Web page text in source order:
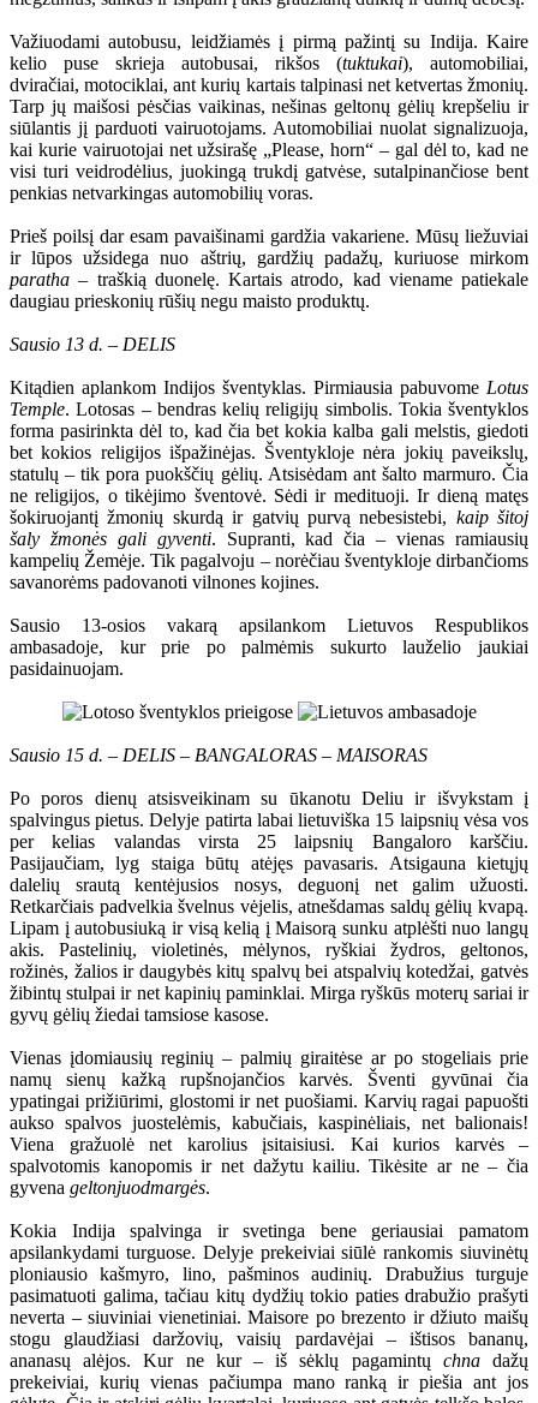
Važiuodami autobusu, leidžiamės į pirmą pažintį su Indija. Kaire
kelio puse skrieja autobusai, rikšos (tuktukai), automobiliai,
dviračiai, motociklai, ant kurių kartais talpinasi net ketvertas žmonių.
Tarp jų maišosi pėsčias vaikinas, nešinas geltonų gėlių krepšeliu ir
siūlantis jį parduoti vairuotojams. Automobiliai nuolat signalizuoja,
kai kurie vairuotojai net užsirašę „Please, horn“ – gal dėl to, kad ne
visi turi veidrodėlius, juokingą trukdį gatvėse, sutalpinančiose bent
penkias netvarkingas automobilių voras.
Prieš poilsį dar esam pavaišinami gardžia vakariene. Mūsų liežuviai
ir lūpos užsidega nuo aštrių, gardžių padažų, kuriuose mirkom
paratha– traškią duonelę. Kartais atrodo, kad viename patiekale
daugiau prieskonių rūšių negu maisto produktų.
Sausio 13 d. – DELIS
Kitądien aplankom Indijos šventyklas. Pirmiausia pabuvome Lotus
Temple. Lotosas – bendras kelių religijų simbolis. Tokia šventyklos
forma pasirinkta dėl to, kad čia bet kokia kalba gali melstis, giedoti
bet kokios religijos išpažinėjas. Šventykloje nėra jokių paveikslų,
statulų – tik pora puokščių gėlių. Atsisėdam ant šalto marmuro. Čia
ne religijos, o tikėjimo šventovė. Sėdi ir medituoji. Ir dieną matęs
šokiruojantį žmonių skurdą ir gatvių purvą nebesistebi, kaip šitoj
šaly žmonės gali gyventi. Supranti, kad čia – vienas ramiausių
kampelių Žemėje. Tik pagalvoju – norėčiau šventykloje dirbančioms
savanorėms padovanoti vilnones kojines.
Sausio 13-osios vakarą apsilankom Lietuvos Respublikos
ambasadoje, kur prie po palmėmis sukurto lauželio jaukiai
pasidainuojam.
Sausio 15 d. – DELIS – BANGALORAS – MAISORAS
Po poros dienų atsisveikinam su ūkanotu Deliu ir išvykstam į
spalvingus pietus. Delyje patirta labai lietuviška 15 laipsnių vėsa vos
per kelias valandas virsta 25 laipsnių Bangaloro karščiu.
Pasijaučiam, lyg staiga būtų atėjęs pavasaris. Atsigauna kietųjų
dalelių srautą kentėjusios nosys, deguonį net galim užuosti.
Retkarčiais padvelkia švelnus vėjelis, atnešdamas saldų gėlių kvapą.
Lipam į autobusiuką ir visą kelią į Maisorą sunku atplėšti nuo langų
akis. Pastelinių, violetinės, mėlynos, ryškiai žydros, geltonos,
rožinės, žalios ir daugybės kitų spalvų bei atspalvių kotedžai, gatvės
žibintų stulpai ir net kapinių paminklai. Mirga ryškūs moterų sariai ir
gyvų gėlių žiedai tamsiose kasose.
Vienas įdomiausių reginių – palmių giraitėse ar po stogeliais prie
namų sienų kažką rupšnojančios karvės. Šventi gyvūnai čia
ypatingai prižiūrimi, glostomi ir net puošiami. Karvių ragai papuošti
aukso spalvos juostelėmis, kabučiais, kaspinėliais, net balionais!
Viena gražuolė net karolius įsitaisiusi. Kai kurios karvės –
spalvotomis kanopomis ir net dažytu kailiu. Tikėsite ar ne – čia
gyvena geltonjuodmargės.
Kokia Indija spalvinga ir svetinga bene geriausiai pamatom
apsilankydami turguose. Delyje prekeiviai siūlė rankomis siuvinėtų
ploniausio kašmyro, lino, pašminos audinių. Drabužius turguje
pasimatuoti galima, tačiau kitų dydžių tokio paties drabužio prašyti
neverta – siuviniai vienetiniai. Maisore po brezento ir džiuto maišų
stogu glaudžiasi daržovių, vaisių pardavėjai – ištisos bananų,
ananasų alėjos. Kur ne kur – iš sėklų pagamintų chnadažų
prekeiviai, kurių vienas pačiumpa mano ranką ir piešia ant jos